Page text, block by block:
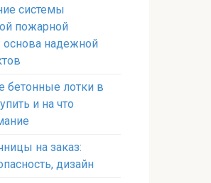
системы
пожарной
основа надежной
бетонные лотки в
и на что
на заказ:
дизайн